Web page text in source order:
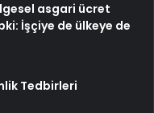
asgari ücret
İşçiye de ülkeye de
Tedbirleri